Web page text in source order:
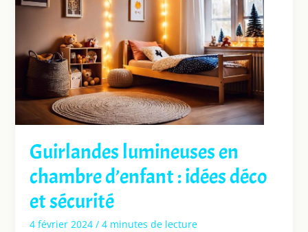
Guirlandes lumineuses en
chambre d’enfant : idées déco
et sécurité
4 février 2024 / 4 minutes de lecture